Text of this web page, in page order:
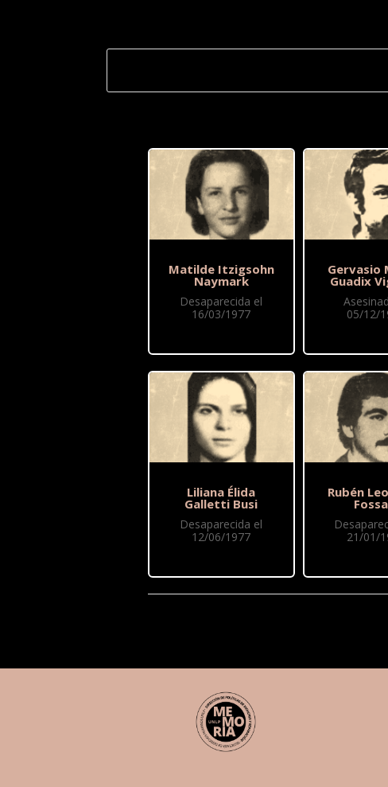
Matilde Itzigsohn
Naymark
Desaparecida el
16/03/1977
Liliana Élida
Galletti Busi
Desaparecida el
12/06/1977
Gervasio
Guadix
05/12/
Rubén
21/01/